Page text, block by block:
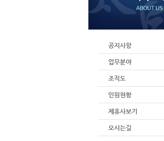
공지사항
업무분야
조직도
인원현황
제휴사보기
오시는길